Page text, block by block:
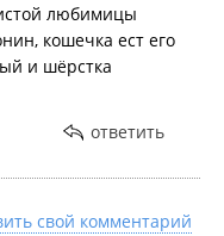
любимицы
кошечка ест его
и шёрстка
ответить
свой комментарий